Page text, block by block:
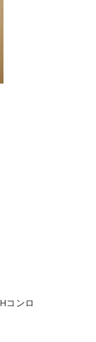
コンロ